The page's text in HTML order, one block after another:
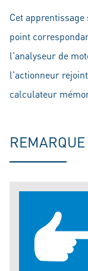
Cet
point
l'analyseur de
l'actionneur
calculateur
REMARQUE